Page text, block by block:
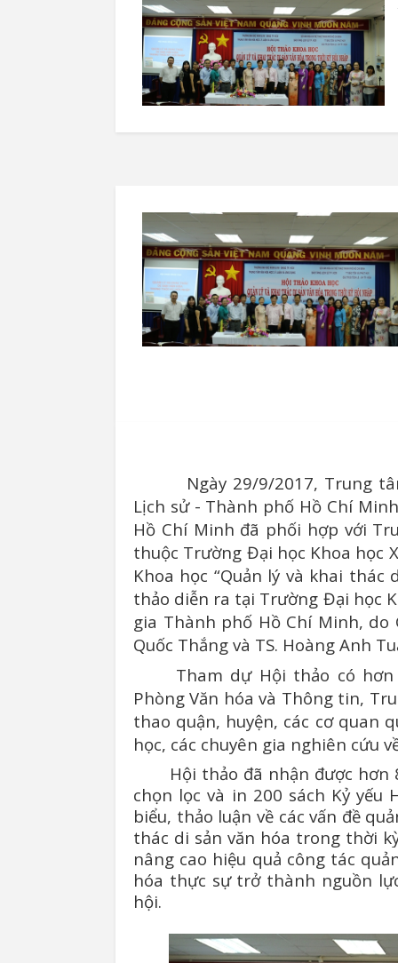
Ngày 29/9/2017, Trung
Lịch sử - Thành phố Hồ Chí
Hồ Chí Minh đã phối hợp với
thuộc Trường Đại học Khoa học
Khoa học “Quản lý và khai
thảo diễn ra tại Trường Đại học
gia Thành phố Hồ Chí Minh, do
Quốc Thắng và TS. Hoàng Anh
Tham dự Hội thảo có
Phòng Văn hóa và Thông tin,
thao quận, huyện, các cơ quan
học, các chuyên gia nghiên cứu
Hội thảo đã nhận được
chọn lọc và in 200 sách Kỷ
biểu, thảo luận về các vấn đề
thác di sản văn hóa trong thời
nâng cao hiệu quả công tác
hóa thực sự trở thành nguồn
hội.